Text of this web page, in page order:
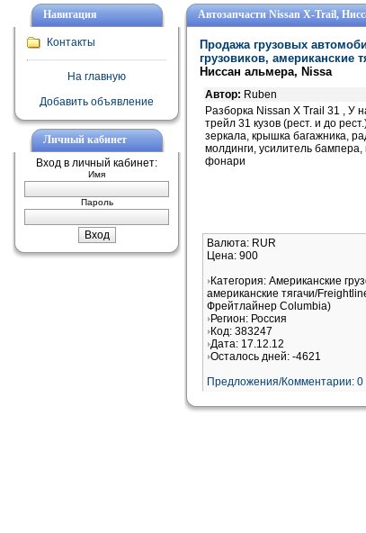
Навигация
Контакты
На главную
Добавить объявление
Личный кабинет
Вход в личный кабинет:
Имя
Пароль
Автозапчасти Nissan X-Trail,
Продажа грузовых
грузовиков, американские
Ниссан альмера, Nissa
Автор: Ruben
Разборка Nissan X Trail 31 , У
трейл 31 кузов (рест. и до
зеркала, крышка багажника,
молдинги, усилитель
фонари
Валюта: RUR
Цена: 900
Категория: Американские
американские тягачи/
Фрейтлайнер Columbia)
Регион: Россия
Код: 383247
Дата: 17.12.12
Осталось дней: -4621
Предложения/Комментарии: 0